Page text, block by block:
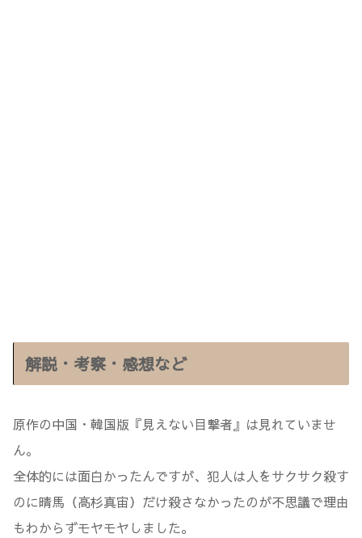
解説・考察・感想など
原作の中国・韓国版『見えない目撃者』は見れていませ
ん。
全体的には面白かったんですが、犯人は人をサクサク殺す
のに晴馬（高杉真宙）だけ殺さなかったのが不思議で理由
もわからずモヤモヤしました。